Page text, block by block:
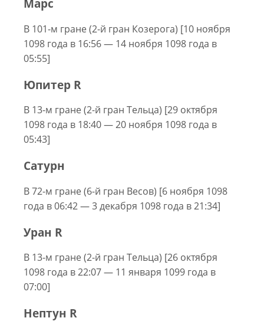
Марс
В 101-м гране (2-й гран Козерога) [10 ноября
1098 года в 16:56 — 14 ноября 1098 года в
05:55]
Юпитер R
В 13-м гране (2-й гран Тельца) [29 октября
1098 года в 18:40 — 20 ноября 1098 года в
05:43]
Сатурн
В 72-м гране (6-й гран Весов) [6 ноября 1098
года в 06:42 — 3 декабря 1098 года в 21:34]
Уран R
В 13-м гране (2-й гран Тельца) [26 октября
1098 года в 22:07 — 11 января 1099 года в
07:00]
Нептун R